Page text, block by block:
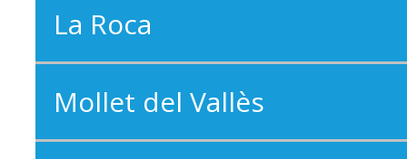
La Roca
Mollet del Vallès